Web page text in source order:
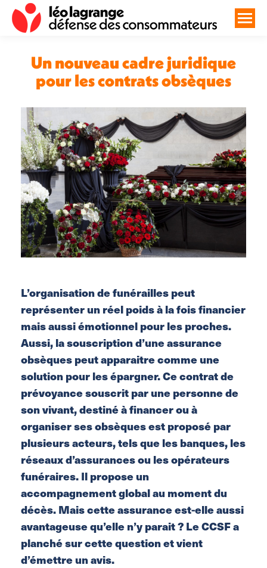
Un nouveau cadre juridique
pour les contrats obsèques
L’organisation de funérailles peut
représenter un réel poids à la fois financier
mais aussi émotionnel pour les proches.
Aussi, la souscription d’une assurance
obsèques peut apparaitre comme une
solution pour les épargner. Ce contrat de
prévoyance souscrit par une personne de
son vivant, destiné à financer ou à
organiser ses obsèques est proposé par
plusieurs acteurs, tels que les banques, les
réseaux d’assurances ou les opérateurs
funéraires. Il propose un
accompagnement global au moment du
décès. Mais cette assurance est-elle aussi
avantageuse qu’elle n’y parait ? Le CCSF a
planché sur cette question et vient
d’émettre un avis.